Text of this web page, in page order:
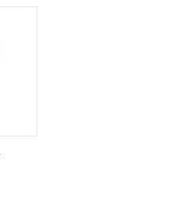
へ
ださい。
されるも
承くださ
販売店・
願いしま
登録され
以下、
タル酸ジブチ
、
、
年数を意
段を講じ
の製造装
します。
引きをい
制御